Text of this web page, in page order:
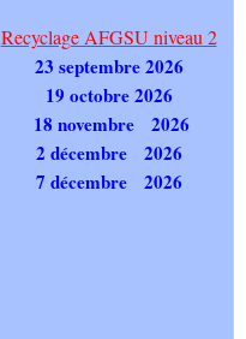
Recyclage AFGSU niveau 2
23 septembre 2026
19 octobre 2026
18 novembre 2026
2 décembre 2026
7 décembre 2026